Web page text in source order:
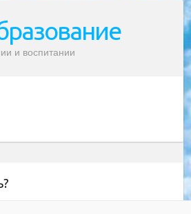
и воспитании